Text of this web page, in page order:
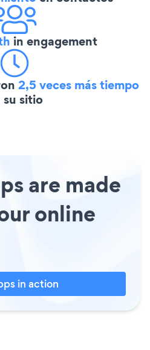
in engagement
2,5 veces más tiempo
su sitio
are made
online
in action